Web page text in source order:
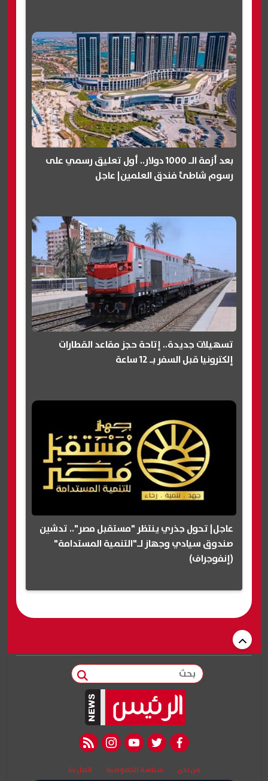
بعد أزمة الـ 1000 دولار.. أول تعليق رسمي على
رسوم شاطئ فندق العلمين| عاجل
تسهيلات جديدة.. إتاحة حجز مقاعد القطارات
إلكترونيا قبل السفر بـ 12 ساعة
عاجل| تحول جذري ينتظر "مستقبل مصر".. تدشين
صندوق سيادي وجهاز لـ"التنمية المستدامة"
(إنفوجراف)
بحث
facebook
twitter
youtube
instagram
rss feed
من نحن سياسة الخصوصية اتصل بنا